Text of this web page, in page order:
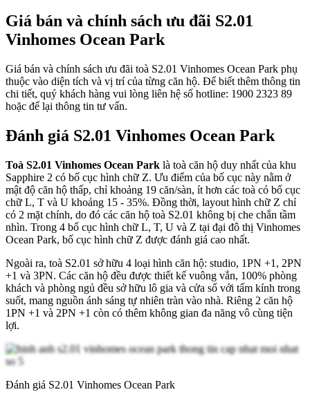
Giá bán và chính sách ưu đãi S2.01
Vinhomes Ocean Park
Giá bán và chính sách ưu đãi toà S2.01 Vinhomes Ocean Park phụ
thuộc vào diện tích và vị trí của từng căn hộ. Để biết thêm thông tin
chi tiết, quý khách hàng vui lòng liên hệ số hotline: 1900 2323 89
hoặc để lại thông tin tư vấn.
Đánh giá S2.01 Vinhomes Ocean Park
Toà S2.01 Vinhomes Ocean Park là toà căn hộ duy nhất của khu
Sapphire 2 có bố cục hình chữ Z. Ưu điểm của bố cục này nằm ở
mật độ căn hộ thấp, chỉ khoảng 19 căn/sàn, ít hơn các toà có bố cục
chữ L, T và U khoảng 15 - 35%. Đồng thời, layout hình chữ Z chỉ
có 2 mặt chính, do đó các căn hộ toà S2.01 không bị che chắn tầm
nhìn. Trong 4 bố cục hình chữ L, T, U và Z tại đại đô thị Vinhomes
Ocean Park, bố cục hình chữ Z được đánh giá cao nhất.
Ngoài ra, toà S2.01 sở hữu 4 loại hình căn hộ: studio, 1PN +1, 2PN
+1 và 3PN. Các căn hộ đều được thiết kế vuông vắn, 100% phòng
khách và phòng ngủ đều sở hữu lô gia và cửa sổ với tấm kính trong
suốt, mang nguồn ánh sáng tự nhiên tràn vào nhà. Riêng 2 căn hộ
1PN +1 và 2PN +1 còn có thêm không gian đa năng vô cùng tiện
lợi.
Đánh giá S2.01 Vinhomes Ocean Park